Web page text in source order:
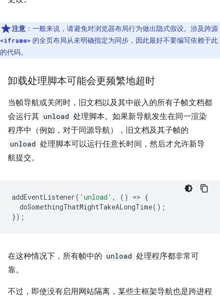
注意 ：一般来说，请避免对浏览器布局行为做出隐式假设。涉及跨源
<iframe> 的全页布局从未明确指定为同步，因此最好不要编写依赖于此
的代码。
卸载处理脚本可能会更频繁地超时
当帧导航或关闭时，旧文档以及其中嵌入的所有子帧文档都
会运行其 unload 处理脚本。如果新导航发生在同一渲染
程序中（例如，对于同源导航），旧文档及其子帧的
unload 处理脚本可以运行任意长时间，然后才允许新导
航提交。
addEventListener( 'unload' , () => {
doSomethingThatMightTakeALongTime();
});
在这种情况下，所有帧中的 unload 处理程序都非常可
靠。
不过，即使没有启用网站隔离，某些主框架导航也是跨进程